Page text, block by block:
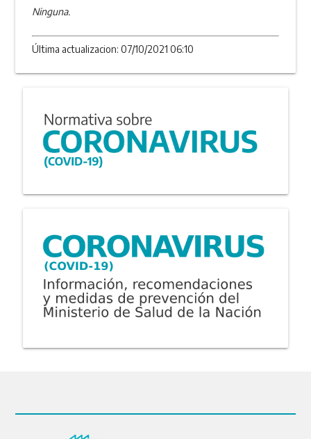
Ninguna.
Última actualizacion: 07/10/2021 06:10